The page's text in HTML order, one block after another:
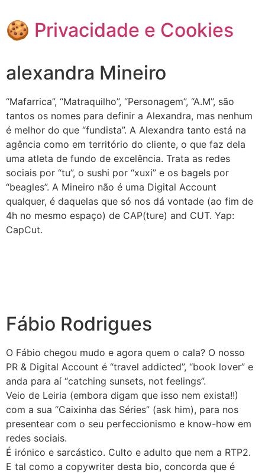
🍪 Privacidade e Cookies
alexandra Mineiro
“Mafarrica”, “Matraquilho”, “Personagem”, “A.M”, são
tantos os nomes para definir a Alexandra, mas nenhum
é melhor do que “fundista”. A Alexandra tanto está na
agência como em território do cliente, o que faz dela
uma atleta de fundo de excelência. Trata as redes
sociais por “tu”, o sushi por “xuxi” e os bagels por
“beagles”. A Mineiro não é uma Digital Account
qualquer, é daquelas que só nos dá vontade (ao fim de
4h no mesmo espaço) de CAP(ture) and CUT. Yap:
CapCut.
Fábio Rodrigues
O Fábio chegou mudo e agora quem o cala? O nosso
PR & Digital Account é “travel addicted”, “book lover” e
anda para aí “catching sunsets, not feelings”.
Veio de Leiria (embora digam que isso nem exista!!)
com a sua “Caixinha das Séries” (ask him), para nos
presentear com o seu perfeccionismo e know-how em
redes sociais.
É irónico e sarcástico. Culto e adulto que nem a RTP2.
E tal como a copywriter desta bio, concorda que é